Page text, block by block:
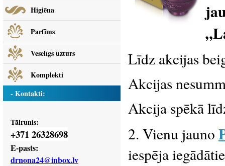
Līdz akcijas
Akcijas
Akcija spēkā
2. Vienu jauno
iespēja
Higiēna
Parfīms
Veselīgs uzturs
Komplekti
- Kontakti:
Tālrunis:
+371 26328698
E-pasts:
drnona24@inbox.lv